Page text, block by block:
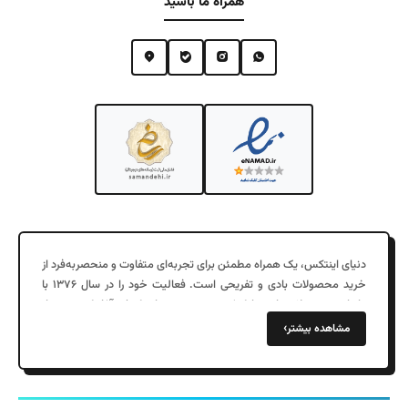
دنیای اینتکس، یک همراه مطمئن برای تجربه‌ای متفاوت و منحصربه‌فرد از
خرید محصولات بادی و تفریحی است. فعالیت خود را در سال ۱۳۷۶ با
واردات محصولات بادی با کیفیت در جزیره زیبای کیش آغاز کرد. پس از
دفتر مرکزی خود را در تهران افتتاح کردیم و فروش اینترنتی را به خدمات
خود اضافه کردیم.
مشاهده بیشتر›